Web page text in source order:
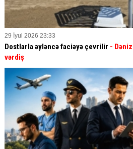
29 İyul 2026 23:33
Dostlarla əyləncə faciəyə çevrilir -
vərdiş